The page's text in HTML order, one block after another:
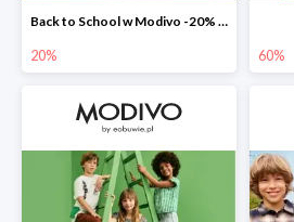
Back to School w Modivo -20% na nowości w aplikacji
20% 60%